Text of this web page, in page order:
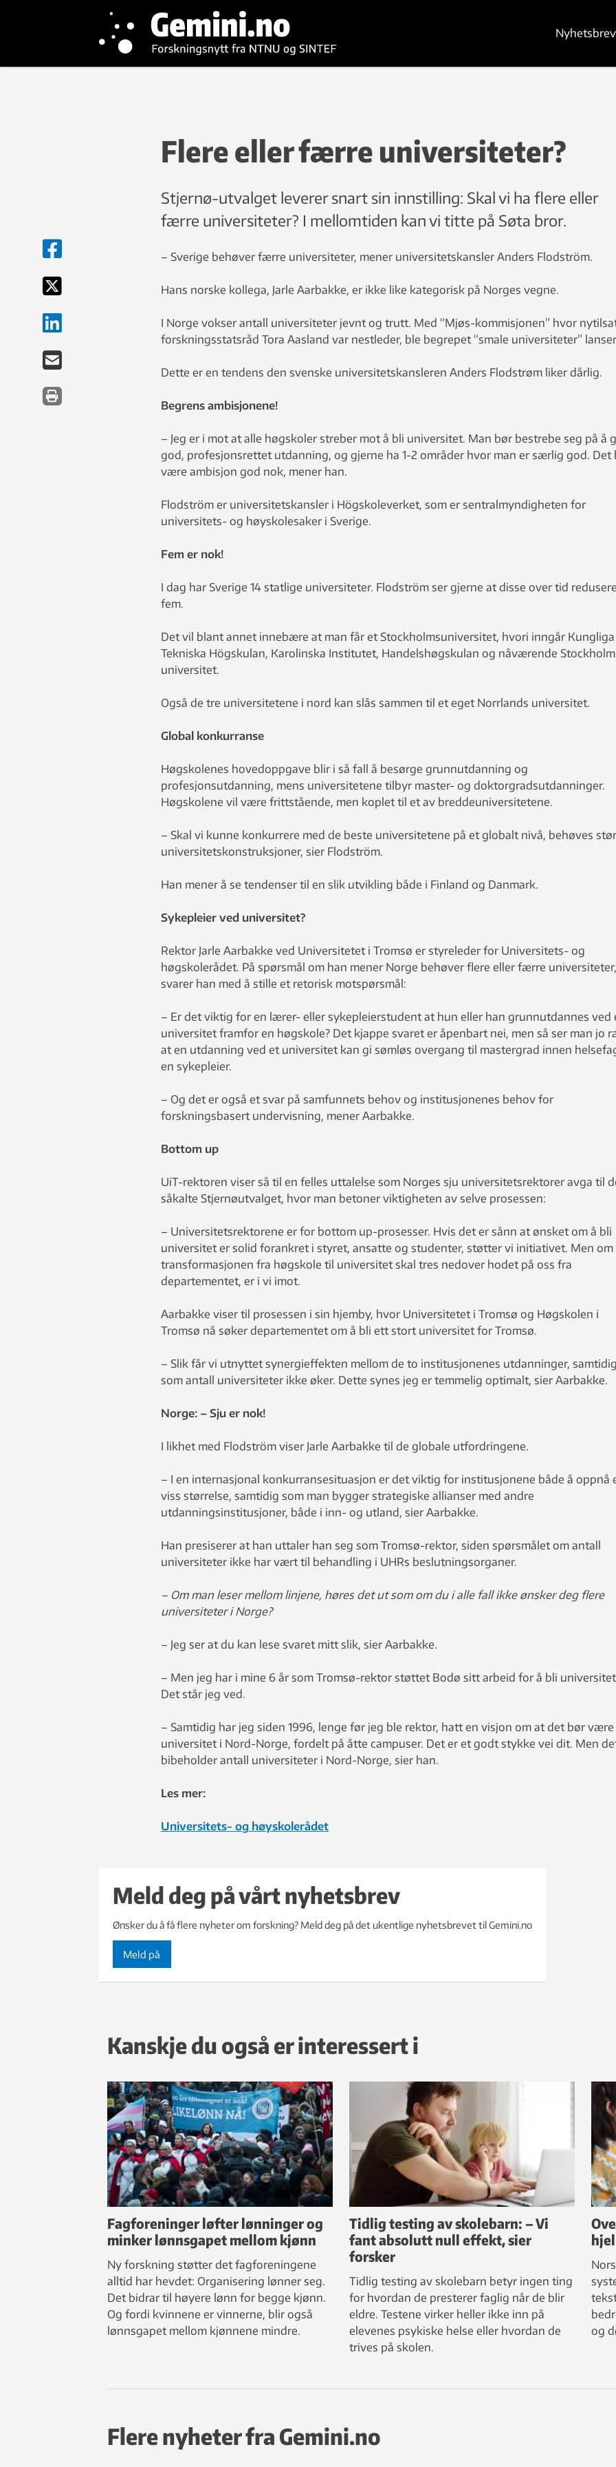
Nyhetsbrev
Flere eller færre universiteter?
Stjernø-utvalget leverer snart sin innstilling: Skal vi ha flere eller
færre universiteter? I mellomtiden kan vi titte på Søta bror.
– Sverige behøver færre universiteter, mener universitetskansler Anders Flodström.
Hans norske kollega, Jarle Aarbakke, er ikke like kategorisk på Norges vegne.
I Norge vokser antall universiteter jevnt og trutt. Med “Mjøs-kommisjonen” hvor
forskningsstatsråd Tora Aasland var nestleder, ble begrepet “smale universiteter”
Dette er en tendens den svenske universitetskansleren Anders Flodstrøm liker dårlig.
Begrens ambisjonene!
– Jeg er i mot at alle høgskoler streber mot å bli universitet. Man bør bestrebe seg på å
god, profesjonsrettet utdanning, og gjerne ha 1-2 områder hvor man er særlig god. Det
være ambisjon god nok, mener han.
Flodström er universitetskansler i Högskoleverket, som er sentralmyndigheten for
universitets- og høyskolesaker i Sverige.
Fem er nok!
I dag har Sverige 14 statlige universiteter. Flodström ser gjerne at disse over tid
fem.
Det vil blant annet innebære at man får et Stockholmsuniversitet, hvori inngår Kungliga
Tekniska Högskulan, Karolinska Institutet, Handelshøgskulan og nåværende
universitet.
Også de tre universitetene i nord kan slås sammen til et eget Norrlands universitet.
Global konkurranse
Høgskolenes hovedoppgave blir i så fall å besørge grunnutdanning og
profesjonsutdanning, mens universitetene tilbyr master- og doktorgradsutdanninger.
Høgskolene vil være frittstående, men koplet til et av breddeuniversitetene.
– Skal vi kunne konkurrere med de beste universitetene på et globalt nivå, behøves
universitetskonstruksjoner, sier Flodström.
Han mener å se tendenser til en slik utvikling både i Finland og Danmark.
Sykepleier ved universitet?
Rektor Jarle Aarbakke ved Universitetet i Tromsø er styreleder for Universitets- og
høgskolerådet. På spørsmål om han mener Norge behøver flere eller færre universiteter,
svarer han med å stille et retorisk motspørsmål:
– Er det viktig for en lærer- eller sykepleierstudent at hun eller han grunnutdannes ved
universitet framfor en høgskole? Det kjappe svaret er åpenbart nei, men så ser man jo
at en utdanning ved et universitet kan gi sømløs overgang til mastergrad innen
en sykepleier.
– Og det er også et svar på samfunnets behov og institusjonenes behov for
forskningsbasert undervisning, mener Aarbakke.
Bottom up
UiT-rektoren viser så til en felles uttalelse som Norges sju universitetsrektorer avga til
såkalte Stjernøutvalget, hvor man betoner viktigheten av selve prosessen:
– Universitetsrektorene er for bottom up-prosesser. Hvis det er sånn at ønsket om å bli
universitet er solid forankret i styret, ansatte og studenter, støtter vi initiativet. Men om
transformasjonen fra høgskole til universitet skal tres nedover hodet på oss fra
departementet, er i vi imot.
Aarbakke viser til prosessen i sin hjemby, hvor Universitetet i Tromsø og Høgskolen i
Tromsø nå søker departementet om å bli ett stort universitet for Tromsø.
– Slik får vi utnyttet synergieffekten mellom de to institusjonenes utdanninger, samtidig
som antall universiteter ikke øker. Dette synes jeg er temmelig optimalt, sier Aarbakke.
Norge: – Sju er nok!
I likhet med Flodström viser Jarle Aarbakke til de globale utfordringene.
– I en internasjonal konkurransesituasjon er det viktig for institusjonene både å oppnå
viss størrelse, samtidig som man bygger strategiske allianser med andre
utdanningsinstitusjoner, både i inn- og utland, sier Aarbakke.
Han presiserer at han uttaler han seg som Tromsø-rektor, siden spørsmålet om antall
universiteter ikke har vært til behandling i UHRs beslutningsorganer.
– Om man leser mellom linjene, høres det ut som om du i alle fall ikke ønsker deg flere
universiteter i Norge?
– Jeg ser at du kan lese svaret mitt slik, sier Aarbakke.
– Men jeg har i mine 6 år som Tromsø-rektor støttet Bodø sitt arbeid for å bli
Det står jeg ved.
– Samtidig har jeg siden 1996, lenge før jeg ble rektor, hatt en visjon om at det bør
universitet i Nord-Norge, fordelt på åtte campuser. Det er et godt stykke vei dit. Men
bibeholder antall universiteter i Nord-Norge, sier han.
Les mer:
Universitets- og høyskolerådet
Meld deg på vårt nyhetsbrev
Ønsker du å få flere nyheter om forskning? Meld deg på det ukentlige nyhetsbrevet til Gemini.no
Meld på
Kanskje du også er interessert i
Fagforeninger løfter lønninger og
minker lønnsgapet mellom kjønn
Ny forskning støtter det fagforeningene
alltid har hevdet: Organisering lønner seg.
Det bidrar til høyere lønn for begge kjønn.
Og fordi kvinnene er vinnerne, blir også
lønnsgapet mellom kjønnene mindre.
Tidlig testing av skolebarn: – Vi
fant absolutt null effekt, sier
forsker
Tidlig testing av skolebarn betyr ingen ting
for hvordan de presterer faglig når de blir
eldre. Testene virker heller ikke inn på
elevenes psykiske helse eller hvordan de
trives på skolen.
og
Flere nyheter fra Gemini.no